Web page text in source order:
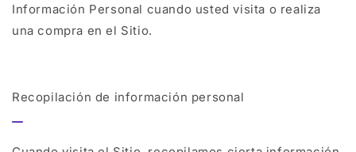
Información Personal cuando usted visita o realiza
una compra en el Sitio.
Recopilación de información personal